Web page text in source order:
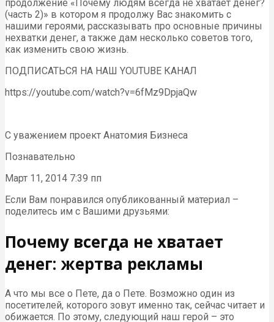
продолжение «Почему людям всегда не хватает денег?
(часть 2)» в котором я продолжу Вас знакомить с
нашими героями, рассказывать про основные причины
нехватки денег, а также дам несколько советов того,
как изменить свою жизнь.
ПОДПИСАТЬСЯ НА НАШ YOUTUBE КАНАЛ
https://youtube.com/watch?v=6fMz9DpjaQw
С уважением проект Анатомия Бизнеса
Познавательно
Март 11, 2014 7:39 пп
Если Вам понравился опубликованный материал –
поделитесь им с Вашими друзьями:
Почему всегда не хватает
денег: жертва рекламы
А что мы все о Пете, да о Пете. Возможно один из
посетителей, которого зовут именно так, сейчас читает и
обижается. По этому, следующий наш герой – это